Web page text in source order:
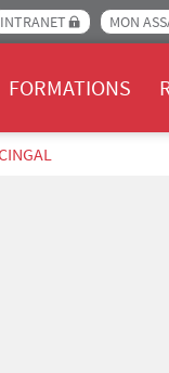
INTRANET MON
FORMATIONS